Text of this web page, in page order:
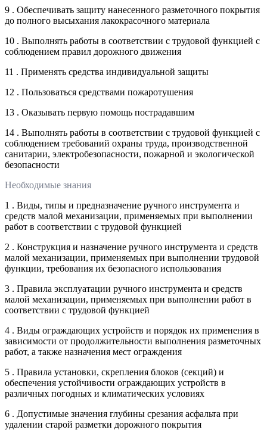
9 . Обеспечивать защиту нанесенного разметочного покрытия
до полного высыхания лакокрасочного материала
10 . Выполнять работы в соответствии с трудовой функцией с
соблюдением правил дорожного движения
11 . Применять средства индивидуальной защиты
12 . Пользоваться средствами пожаротушения
13 . Оказывать первую помощь пострадавшим
14 . Выполнять работы в соответствии с трудовой функцией с
соблюдением требований охраны труда, производственной
санитарии, электробезопасности, пожарной и экологической
безопасности
Необходимые знания
1 . Виды, типы и предназначение ручного инструмента и
средств малой механизации, применяемых при выполнении
работ в соответствии с трудовой функцией
2 . Конструкция и назначение ручного инструмента и средств
малой механизации, применяемых при выполнении трудовой
функции, требования их безопасного использования
3 . Правила эксплуатации ручного инструмента и средств
малой механизации, применяемых при выполнении работ в
соответствии с трудовой функцией
4 . Виды ограждающих устройств и порядок их применения в
зависимости от продолжительности выполнения разметочных
работ, а также назначения мест ограждения
5 . Правила установки, скрепления блоков (секций) и
обеспечения устойчивости ограждающих устройств в
различных погодных и климатических условиях
6 . Допустимые значения глубины срезания асфальта при
удалении старой разметки дорожного покрытия